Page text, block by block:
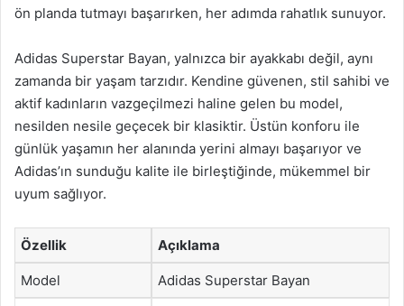
ön planda tutmayı başarırken, her adımda rahatlık sunuyor.
Adidas Superstar Bayan, yalnızca bir ayakkabı değil, aynı
zamanda bir yaşam tarzıdır. Kendine güvenen, stil sahibi ve
aktif kadınların vazgeçilmezi haline gelen bu model,
nesilden nesile geçecek bir klasiktir. Üstün konforu ile
günlük yaşamın her alanında yerini almayı başarıyor ve
Adidas’ın sunduğu kalite ile birleştiğinde, mükemmel bir
uyum sağlıyor.
Özellik Açıklama
Model Adidas Superstar Bayan